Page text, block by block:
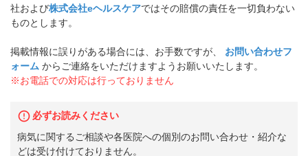
社および株式会社eヘルスケアではその賠償の責任を一切負わない
ものとします。
掲載情報に誤りがある場合には、お手数ですが、
お問い合わせフ
ォーム からご連絡をいただけますようお願いいたします。
※お電話での対応は行っておりません
必ずお読みください
病気に関するご相談や各医院への個別のお問い合わせ・紹介な
どは受け付けておりません。